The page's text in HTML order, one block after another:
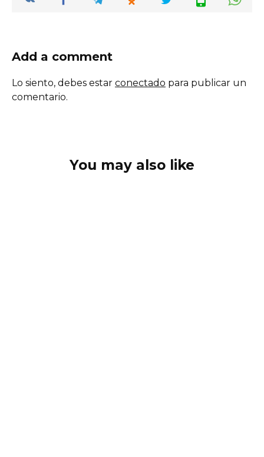
Add a comment
Lo siento, debes estar conectado para publicar un
comentario.
You may also like